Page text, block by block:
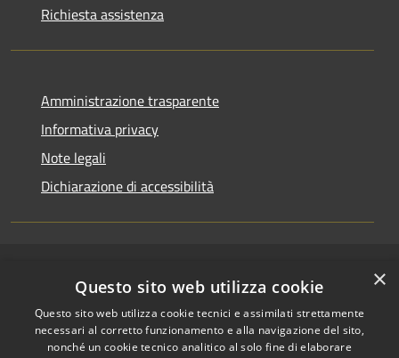
Richiesta assistenza
Amministrazione trasparente
Informativa privacy
Note legali
Dichiarazione di accessibilità
Accessibilità
Privacy
Cookie
Copyright © 2026 • Comune di
Riccione • Powered by
Municipium•Accesso
redazione
×
Questo sito web utilizza cookie
Questo sito web utilizza cookie tecnici e assimilati strettamente
necessari al corretto funzionamento e alla navigazione del sito,
nonché un cookie tecnico analitico al solo fine di elaborare